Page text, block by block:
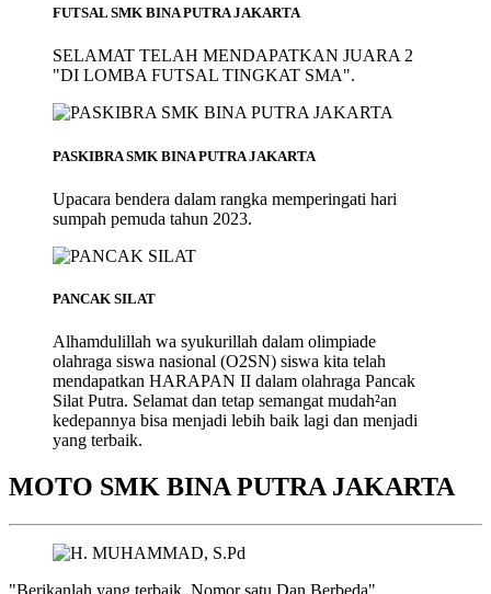
FUTSAL SMK BINA PUTRA JAKARTA
SELAMAT TELAH MENDAPATKAN JUARA 2
"DI LOMBA FUTSAL TINGKAT SMA".
PASKIBRA SMK BINA PUTRA JAKARTA
Upacara bendera dalam rangka memperingati hari
sumpah pemuda tahun 2023.
PANCAK SILAT
Alhamdulillah wa syukurillah dalam olimpiade
olahraga siswa nasional (O2SN) siswa kita telah
mendapatkan HARAPAN II dalam olahraga Pancak
Silat Putra. Selamat dan tetap semangat mudah²an
kedepannya bisa menjadi lebih baik lagi dan menjadi
yang terbaik.
MOTO SMK BINA PUTRA JAKARTA
"Berikanlah yang terbaik, Nomor satu Dan Berbeda"